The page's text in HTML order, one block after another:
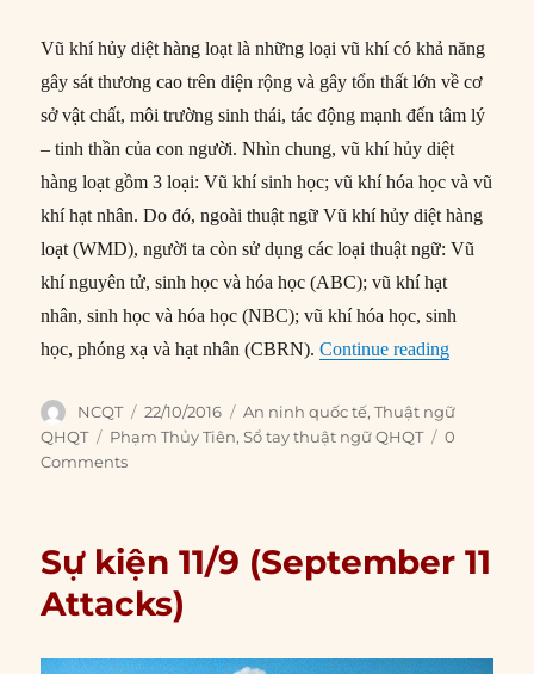
Vũ khí hủy diệt hàng loạt là những loại vũ khí có khả năng
gây sát thương cao trên diện rộng và gây tổn thất lớn về cơ
sở vật chất, môi trường sinh thái, tác động mạnh đến tâm lý
– tinh thần của con người. Nhìn chung, vũ khí hủy diệt
hàng loạt gồm 3 loại: Vũ khí sinh học; vũ khí hóa học và vũ
khí hạt nhân. Do đó, ngoài thuật ngữ Vũ khí hủy diệt hàng
loạt (WMD), người ta còn sử dụng các loại thuật ngữ: Vũ
khí nguyên tử, sinh học và hóa học (ABC); vũ khí hạt
nhân, sinh học và hóa học (NBC); vũ khí hóa học, sinh
học, phóng xạ và hạt nhân (CBRN).Continue reading“Vũ khí
Author
NCQT
Posted
on
22/10/2016 Categories
An ninh quốc tế,Thuật ngữ
QHQT
Tags
Phạm Thủy Tiên,Sổ tay thuật ngữ QHQT
0
Comments
Sự kiện 11/9 (September 11
Attacks)